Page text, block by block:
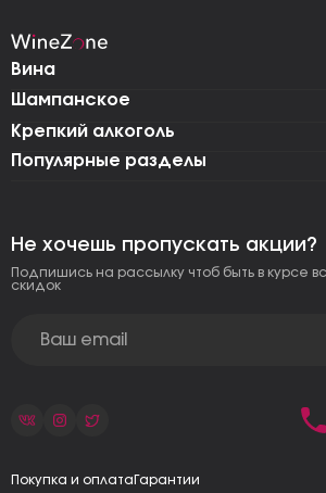
Вина
Шампанское
Крепкий алкоголь
Популярные разделы
Не хочешь пропускать акции?
Подпишись на рассылку чтоб быть в курсе
скидок
Покупка и оплата Гарантии